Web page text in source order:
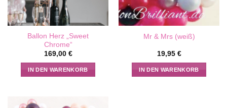
Ballon Herz „Sweet
Chrome“
169,00 €
IN DEN WARENKORB
Mr & Mrs (weiß)
19,95 €
IN DEN WARENKORB